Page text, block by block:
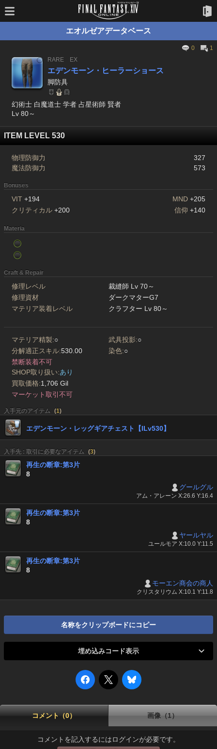
エオルゼアデータベース
0
1
RARE
EX
エデンモーン・ヒーラーショース
脚防具
幻術士 白魔道士 学者 占星術師 賢者
Lv 80～
ITEM LEVEL 530
物理防御力
327
魔法防御力
573
Bonuses
VIT +194 MND +205
クリティカル +200 信仰 +140
Materia
Craft & Repair
修理レベル
裁縫師 Lv 70～
修理資材
ダークマターG7
マテリア装着レベル
クラフター Lv 80～
マテリア精製:○ 武具投影:○
分解適正スキル:530.00 染色:○
禁断装着不可
SHOP取り扱い:あり
買取価格:1,706 Gil
マーケット取引不可
入手元のアイテム (1)
エデンモーン・レッグギアチェスト【ILv530】
入手先 : 取引に必要なアイテム (3)
再生の断章:第3片
8
グールグル
アム・アレーン X:26.6 Y:16.4
再生の断章:第3片
8
ヤールヤル
ユールモア X:10.0 Y:11.5
再生の断章:第3片
8
モーエン商会の商人
クリスタリウム X:10.1 Y:11.8
名称をクリップボードにコピー
埋め込みコード表示
コメント（0） 画像（1）
コメントを記入するにはログインが必要です。